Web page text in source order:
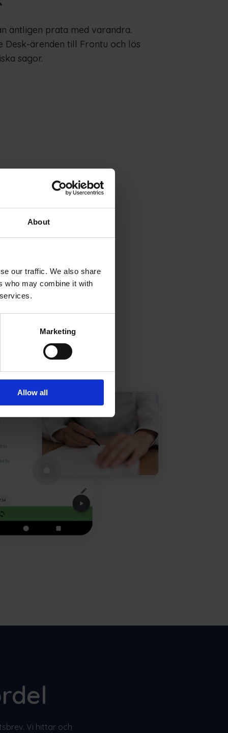
About
our traffic. We also share
who may combine it with
Marketing
Allow all
äntligen prata med varandra.
Desk-ärenden till Frontu och lös
sagor.
Vi hittar och